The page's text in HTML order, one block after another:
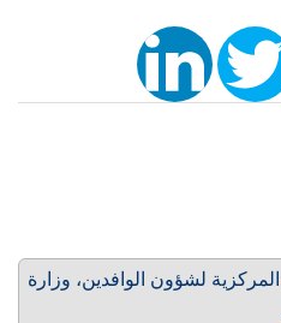
لشؤون الوافدين، وزارة